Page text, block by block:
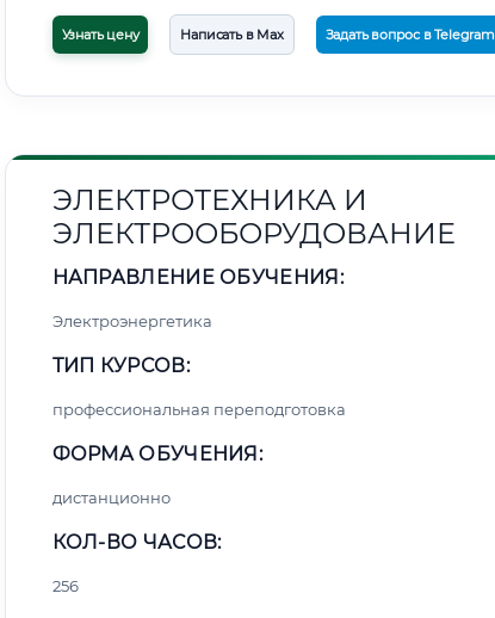
Узнать цену Написать в Max Задать вопрос в Telegram
ЭЛЕКТРОТЕХНИКА И
ЭЛЕКТРООБОРУДОВАНИЕ
НАПРАВЛЕНИЕ ОБУЧЕНИЯ:
Электроэнергетика
ТИП КУРСОВ:
профессиональная переподготовка
ФОРМА ОБУЧЕНИЯ:
дистанционно
КОЛ-ВО ЧАСОВ:
256